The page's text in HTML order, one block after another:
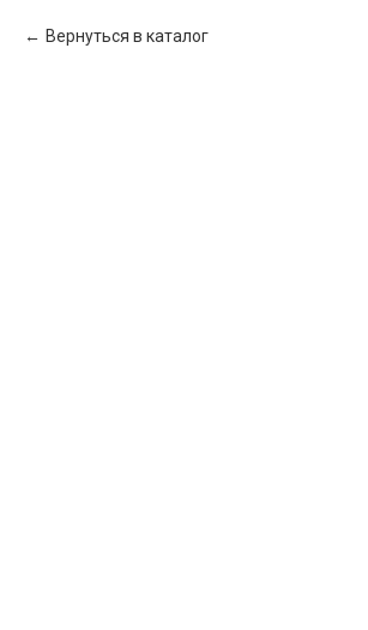
Вернуться в каталог